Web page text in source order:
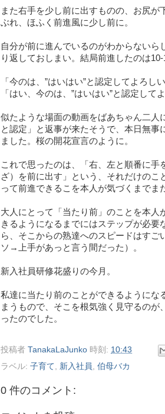
また右手を少し前に出すものの、お尻
ぶれ、ほふく前進風に少し前に。
自分が前に進んでいるのがわからない
り返しておしまい。結局前進したのは10-
「今のは、”はいはい”と認定してよろし
「はい、今のは、”はいはい”と認定して
似たような場面の動画をばあちゃん二人
と認定」と返事が来たそうで、本日無事
ました。桜の開花宣言のように。
これで思ったのは、「右、左と順番に手
ざ）を前に出す」という、それだけの
って前進できるこを本人が気づくまでま
大人にとって「当たり前」のことを本
きるようになるまでにはステップが必要
ら、そこからの熟達へのスピードはすご
ソ→上手があっと言う間だった）。
新入社員研修花盛りの今月。
私達に当たり前のことができるようにな
まうもので、そこを根気強く見守るの
ったのでした。
投稿者 TanakaLaJunko 時刻: 10:43
ラベル: 子育て 新入社員 伯母バカ
0 件のコメント: